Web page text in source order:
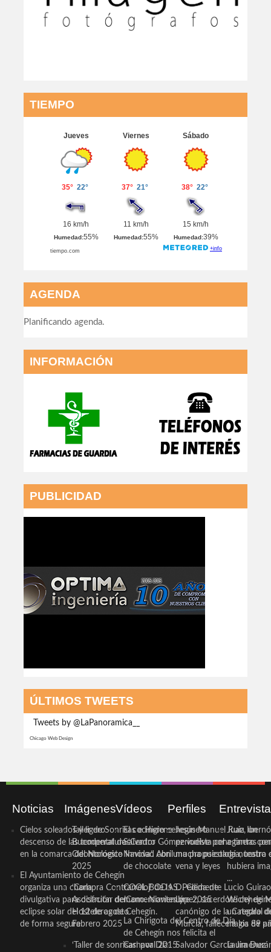
TIEMPO
AGENDA
Planificando agenda.
INFORMACIÓN
PUBLICIDAD
ÚLTIMOS TWEETS
Tweets by @LaPanoramica__
Chicago Web Design
Noticias
Cielos soleados y ligero
descenso de las temperaturas
en la comarca del Noroeste
El Ayuntamiento de Cehegín
organiza una charla
divulgativa para disfrutar del
eclipse solar del 12 de agosto
de forma segura
Imágenes
Taller de Sonrisas e Higiene
Bucodental de ‘Centro
Odontológico Innova’. Abril
2025
‘Compra Contrarreloj’ de la
Asociación de Comerciantes y
Hosteleros de Cehegín.
Febrero 2025
‘Taller de sonrisas’ por Día
Vídeos
El cocinero ceheginero
Salvador Gómez vuelve por
Navidad con una propuesta
de chocolate
COOL BODAS. Pedida de
mano. Noviembre 2015
La Chirigota del Centro de Día
de Cehegín nos felicita el
Carnaval 2015
Perfiles
Jesús Manuel Ruiz, un
periodista ceheginero con
mucha psicología, teatro
vena y leyes
D. Clemente Lucio Guirao
López, sacerdote
canónigo de la Catedral
Murcia, fallece a los 89
Salvador García Jiménez
Juan
a tantas
de nuestra
hubiera
...
Wichy de
un regalo
magia de
Laura